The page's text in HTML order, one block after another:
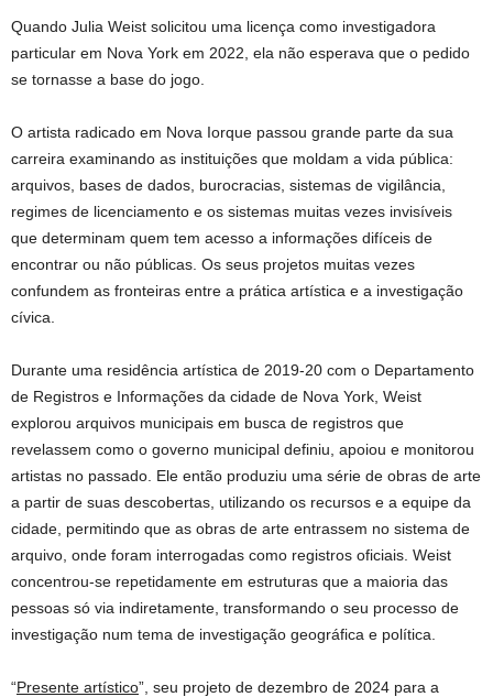
Quando Julia Weist solicitou uma licença como investigadora
particular em Nova York em 2022, ela não esperava que o pedido
se tornasse a base do jogo.
O artista radicado em Nova Iorque passou grande parte da sua
carreira examinando as instituições que moldam a vida pública:
arquivos, bases de dados, burocracias, sistemas de vigilância,
regimes de licenciamento e os sistemas muitas vezes invisíveis
que determinam quem tem acesso a informações difíceis de
encontrar ou não públicas. Os seus projetos muitas vezes
confundem as fronteiras entre a prática artística e a investigação
cívica.
Durante uma residência artística de 2019-20 com o Departamento
de Registros e Informações da cidade de Nova York, Weist
explorou arquivos municipais em busca de registros que
revelassem como o governo municipal definiu, apoiou e monitorou
artistas no passado. Ele então produziu uma série de obras de arte
a partir de suas descobertas, utilizando os recursos e a equipe da
cidade, permitindo que as obras de arte entrassem no sistema de
arquivo, onde foram interrogadas como registros oficiais. Weist
concentrou-se repetidamente em estruturas que a maioria das
pessoas só via indiretamente, transformando o seu processo de
investigação num tema de investigação geográfica e política.
“Presente artístico”, seu projeto de dezembro de 2024 para a